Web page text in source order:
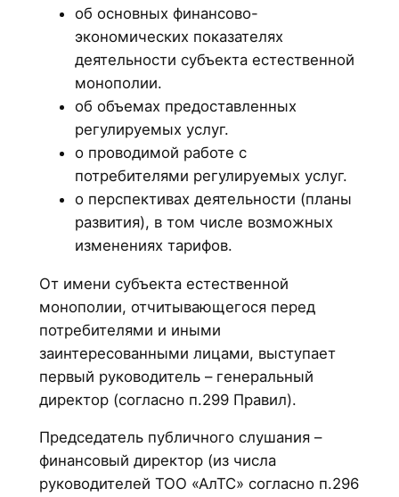
об основных финансово-
экономических показателях
деятельности субъекта естественной
монополии.
об объемах предоставленных
регулируемых услуг.
о проводимой работе с
потребителями регулируемых услуг.
о перспективах деятельности (планы
развития), в том числе возможных
изменениях тарифов.
От имени субъекта естественной
монополии, отчитывающегося перед
потребителями и иными
заинтересованными лицами, выступает
первый руководитель – генеральный
директор (согласно п.299 Правил).
Председатель публичного слушания –
финансовый директор (из числа
руководителей ТОО «АлТС» согласно п.296